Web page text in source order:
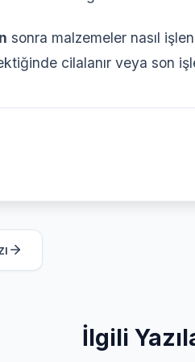
sonra malzemeler nasıl
cilalanır veya son
İlgili